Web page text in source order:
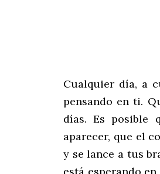
Cualquier día, a
pensando en ti.
días. Es posible
aparecer, que el
y se lance a tus
está esperando